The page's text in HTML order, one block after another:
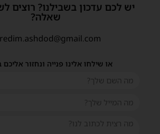
יש לכם עדכון בשבילנו? רוצים
שאלה?
או שילחו אלינו פנייה ונחזור